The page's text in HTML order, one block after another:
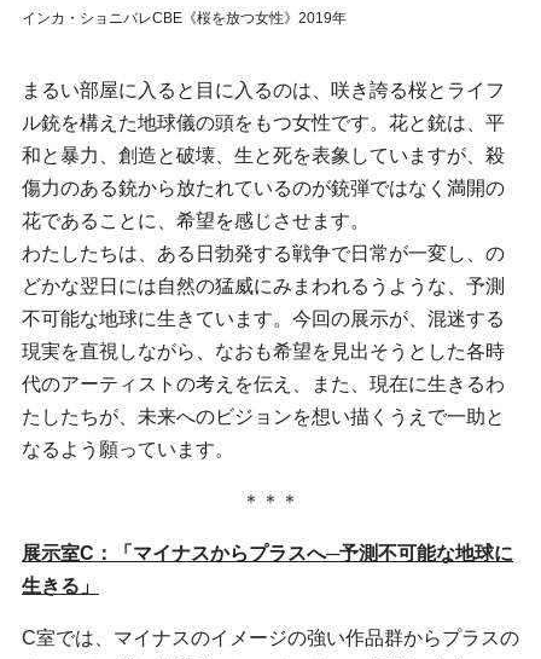
インカ・ショニバレCBE《桜を放つ女性》2019年
まるい部屋に入ると目に入るのは、咲き誇る桜とライフ
ル銃を構えた地球儀の頭をもつ女性です。花と銃は、平
和と暴力、創造と破壊、生と死を表象していますが、殺
傷力のある銃から放たれているのが銃弾ではなく満開の
花であることに、希望を感じさせます。
わたしたちは、ある日勃発する戦争で日常が一変し、の
どかな翌日には自然の猛威にみまわれるうような、予測
不可能な地球に生きています。今回の展示が、混迷する
現実を直視しながら、なおも希望を見出そうとした各時
代のアーティストの考えを伝え、また、現在に生きるわ
たしたちが、未来へのビジョンを想い描くうえで一助と
なるよう願っています。
＊＊＊
展示室C：「マイナスからプラスへ─予測不可能な地球に
生きる」
C室では、マイナスのイメージの強い作品群からプラスの